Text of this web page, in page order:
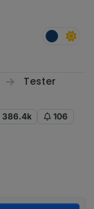
Tester
386.4k 106